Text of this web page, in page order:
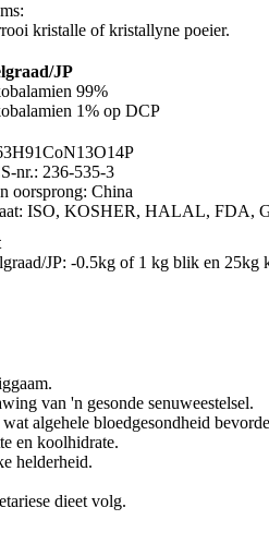
kristalle of kristallyne poeier.
JP
99%
1% op DCP
nr.: 236-535-3
oorsprong: China
ISO, KOSHER, HALAL, FDA,
JP: -0.5kg of 1 kg blik en 25kg
van 'n gesonde senuweestelsel.
algehele bloedgesondheid
en koolhidrate.
helderheid.
dieet volg.